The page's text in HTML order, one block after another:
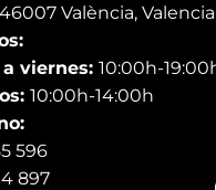
València, Valencia
a viernes:10:00h-
10:00h-14:00h
596
897